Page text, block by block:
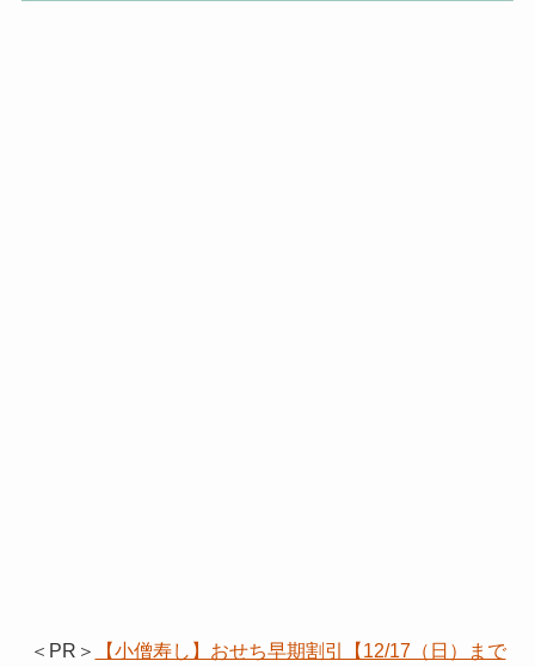
＜PR＞
【小僧寿し】おせち早期割引【12/17（日）まで